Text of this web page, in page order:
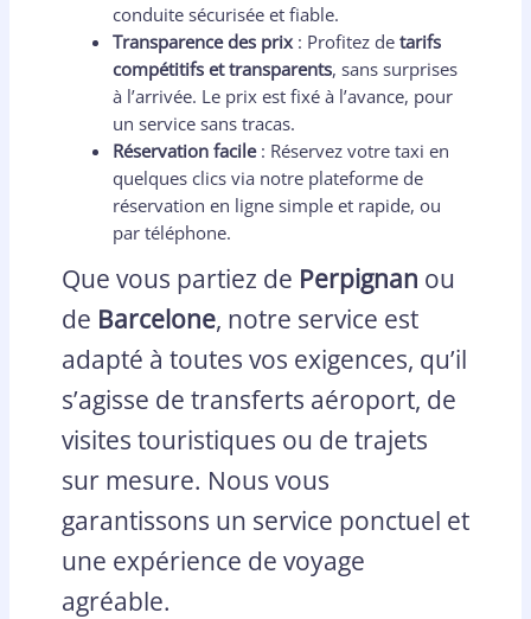
conduite sécurisée et fiable.
Transparence des prix : Profitez detarifs
compétitifs et transparents, sans surprises
à l’arrivée. Le prix est fixé à l’avance, pour
un service sans tracas.
Réservation facile: Réservez votre taxi en
quelques clics via notre plateforme de
réservation en ligne simple et rapide, ou
par téléphone.
Que vous partiez de Perpignan ou
de Barcelone, notre service est
adapté à toutes vos exigences, qu’il
s’agisse de transferts aéroport, de
visites touristiques ou de trajets
sur mesure. Nous vous
garantissons un service ponctuel et
une expérience de voyage
agréable.